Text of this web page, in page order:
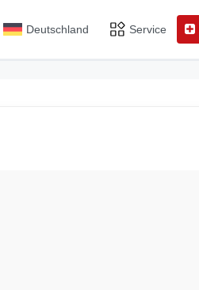
Deutschland Service